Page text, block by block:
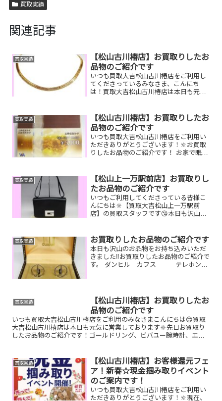
買取実績
関連記事
買取実績
【松山古川椿店】お買取りしたお
品物のご紹介です
いつも買取大吉松山古川椿店をご利用し
てくださっているみなさま、こんにち
は！買取大吉松山古川椿店は本日も元気
グ、ゴールドネックレス、XLARGE腕時
計壊れていても、動いてな...
買取実績
【松山古川椿店】お買取りしたお
品物のご紹介です
いつも買取大吉松山古川椿店をご利用い
ただきありがとうございます！🔆お買取
りしたお品物のご紹介です！ お家で眠っ
定させてください！🤗さらに！現在イベ
ント開催中です！🎊日頃...
買取実績
【松山上一万駅前店】お買取りし
たお品物のご紹介です
いつもご利用してくださっている皆様こ
んにちは🔆【買取大吉松山上一万駅前
店】の買取スタッフです😘本日も沢山の
ョルダーバッグ Nikon カメラ
SEIKO ...
買取実績 お買取りしたお品物のご紹介です
本日も沢山のお品物をお持ち込みいただ
きました‼️お買取りしたお品物のご紹介で
す。 ダンヒル カフス テレホンカ
すので是非気軽にお...
買取実績
【松山古川椿店】お買取りしたお
品物のご紹介です
いつも買取大吉松山古川椿店をご利用のみなさまこんにちは😊買取
大吉松山古川椿店は本日も元気に営業しております🔆先日お買取り
したお品物のご紹介です！ゴールドリング、ビバユー腕時計、エメ
買取実績
【松山古川椿店】お客様還元フェ
ア！新春☆現金掴み取りイベント
のご案内です！
いつも買取大吉松山古川椿店をご利用い
ただきありがとうございます！🔆現在、